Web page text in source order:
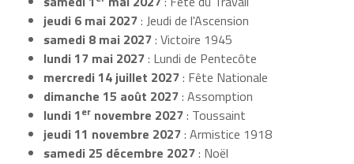
jeudi 6 mai 2027: Jeudi de l'Ascension
samedi 8 mai 2027: Victoire 1945
lundi 17 mai 2027: Lundi de Pentecôte
mercredi 14 juillet 2027: Fête Nationale
dimanche 15 août 2027: Assomption
lundi 1er novembre 2027: Toussaint
jeudi 11 novembre 2027: Armistice 1918
samedi 25 décembre 2027: Noël